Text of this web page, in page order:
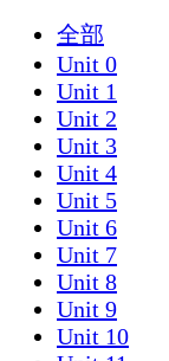
全部
Unit 0
Unit 1
Unit 2
Unit 3
Unit 4
Unit 5
Unit 6
Unit 7
Unit 8
Unit 9
Unit 10